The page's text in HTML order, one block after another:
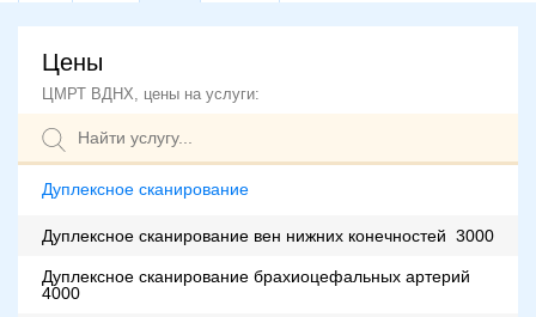
Цены
ЦМРТ ВДНХ, цены на услуги:
Дуплексное сканирование
Дуплексное сканирование вен нижних конечностей 3000
Дуплексное сканирование брахиоцефальных артерий
4000